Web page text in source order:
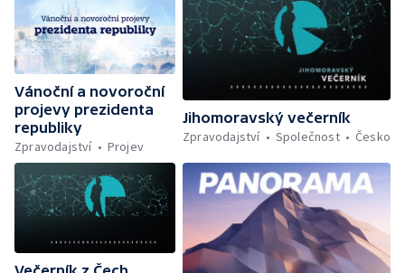
Vánoční a novoroční
projevy prezidenta
republiky
Zpravodajství
Projev
Jihomoravský večerník
Zpravodajství
Společnost Česko